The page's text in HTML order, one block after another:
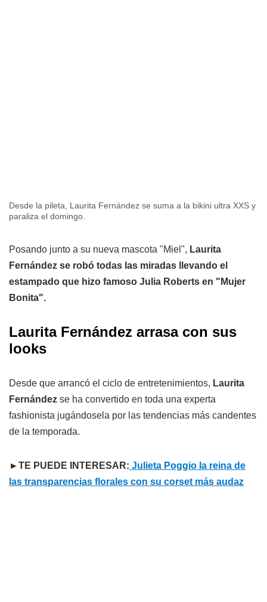
Desde la pileta, Laurita Fernández se suma a la bikini ultra XXS y
paraliza el domingo.
Posando junto a su nueva mascota "Miel", Laurita
Fernández se robó todas las miradas llevando el
estampado que hizo famoso Julia Roberts en "Mujer
Bonita".
Laurita Fernández arrasa con sus
looks
Desde que arrancó el ciclo de entretenimientos, Laurita
Fernández se ha convertido en toda una experta
fashionista jugándosela por las tendencias más candentes
de la temporada.
►TE PUEDE INTERESAR: Julieta Poggio la reina de
las transparencias florales con su corset más audaz